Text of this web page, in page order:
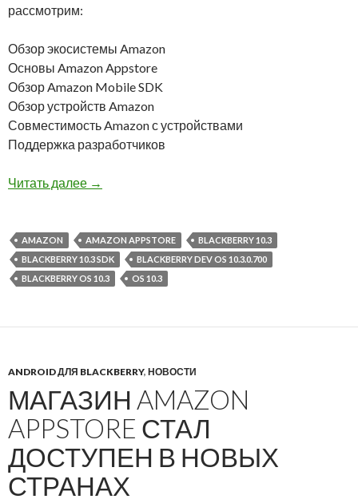
рассмотрим:
Обзор экосистемы Amazon
Основы Amazon Appstore
Обзор Amazon Mobile SDK
Обзор устройств Amazon
Совместимость Amazon с устройствами
Поддержка разработчиков
Читать далее BlackBerry проведет вебинар для
→
AMAZON AMAZON APPSTORE
BLACKBERRY 10.3
BLACKBERRY 10.3 SDK
BLACKBERRY DEV OS 10.3.0.700
BLACKBERRY OS 10.3
OS 10.3
ANDROID ДЛЯ BLACKBERRY, НОВОСТИ
МАГАЗИН AMAZON
APPSTORE СТАЛ
ДОСТУПЕН В НОВЫХ
СТРАНАХ